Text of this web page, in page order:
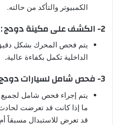
الكمبيوتر والتأكد من حالته.
2- الكشف على مكينة دودج :
يتم فحص المحرك بشكل دقيق
الداخلية تكمل بكفاءة عالية.
3- فحص شامل لسيارات دودج قبل الشراء :
يتم إجراء فحص شامل لجميع
ما إذا كانت قد تعرضت
قد تعرض للاستبدال مسبقاً